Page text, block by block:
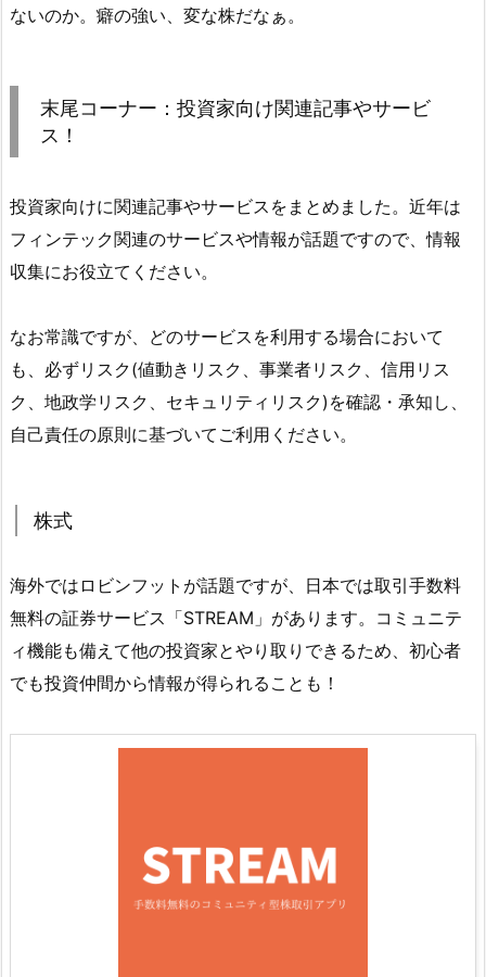
ないのか。癖の強い、変な株だなぁ。
末尾コーナー：投資家向け関連記事やサービ
ス！
投資家向けに関連記事やサービスをまとめました。近年は
フィンテック関連のサービスや情報が話題ですので、情報
収集にお役立てください。
なお常識ですが、どのサービスを利用する場合において
も、必ずリスク(値動きリスク、事業者リスク、信用リス
ク、地政学リスク、セキュリティリスク)を確認・承知し、
自己責任の原則に基づいてご利用ください。
株式
海外ではロビンフットが話題ですが、日本では取引手数料
無料の証券サービス「STREAM」があります。コミュニテ
ィ機能も備えて他の投資家とやり取りできるため、初心者
でも投資仲間から情報が得られることも！